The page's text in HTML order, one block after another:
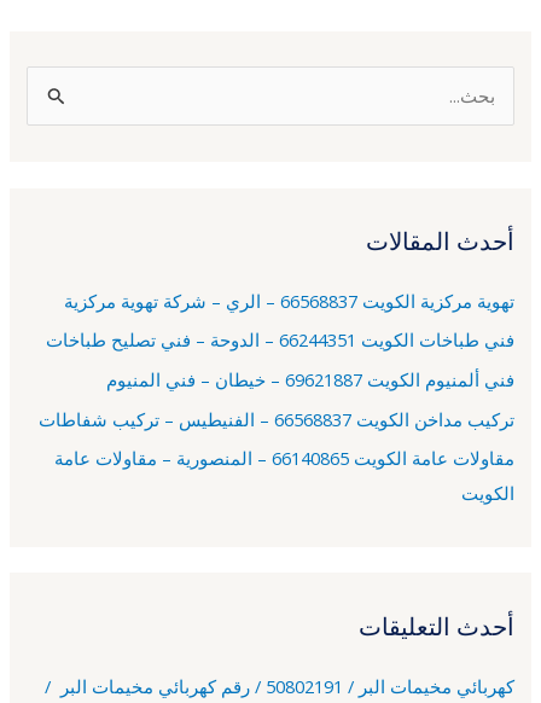
ث
ن
:
أحدث المقالات
تهوية مركزية الكويت 66568837 – الري – شركة تهوية مركزية
فني طباخات الكويت 66244351 – الدوحة – فني تصليح طباخات
فني ألمنيوم الكويت 69621887 – خيطان – فني المنيوم
تركيب مداخن الكويت 66568837 – الفنيطيس – تركيب شفاطات
مقاولات عامة الكويت 66140865 – المنصورية – مقاولات عامة
الكويت
أحدث التعليقات
كهربائي مخيمات البر / 50802191 / رقم كهربائي مخيمات البر /